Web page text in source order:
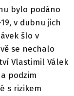
bylo podáno
v dubnu jich
šlo v
se nechalo
Vlastimil Válek
podzim
s rizikem